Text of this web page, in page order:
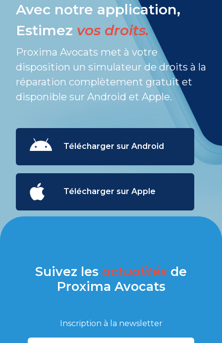
Avec notre application,
Estimez vos droits.
Proxima Avocats met à votre
disposition un simulateur de droits à la
réparation complètement gratuit et
disponible sur Android et Apple.
Télécharger sur Android
Télécharger sur Apple
Suivez les actualités de
Proxima Avocats
Inscription à la newsletter